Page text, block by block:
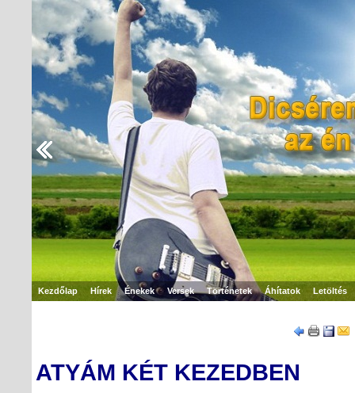
Kezdőlap Hírek Énekek Versek Történetek Áhítatok Letöltés
ATYÁM KÉT KEZEDBEN